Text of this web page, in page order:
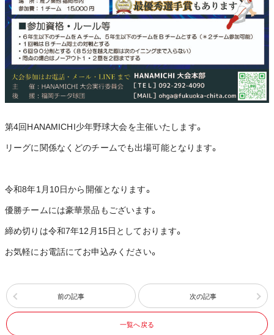
第4回HANAMICHI少年野球大会を主催いたします。
リーグに関係なくどのチームでも出場可能となります。
令和8年1月10日から開催となります。
優勝チームには豪華景品もございます。
締め切りは令和7年12月15日としております。
お気軽にお電話にてお申込みください。
前の記事 次の記事
一覧へ戻る